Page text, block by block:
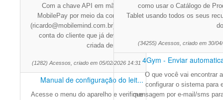
Com a chave API em mãos, abra o
MobilePay por meio da conta master
(ricardo@mobilemind.com.br); Entre na
conta do cliente que já deve ter sido
criada dentro do 4G
(1282) Acessos, criado em 05/02/2026 14:31
Manual de configuração do leit...
Acesse o menu do aparelho e verifique
como usar o Catálogo de
Tablet usando todos os seus
(34255) Acessos, criado em 30/
4Gym - Enviar
O que você vai encontrar
configurar o sistema para
mensagem por e-mail/sms